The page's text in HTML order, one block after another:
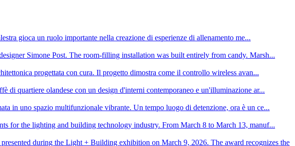
gioca un ruolo importante nella creazione di esperienze di allenamento me...
Simone Post. The room-filling installation was built entirely from candy. Marsh...
progettata con cura. Il progetto dimostra come il controllo wireless avan...
di quartiere olandese con un design d'interni contemporaneo e un'illuminazione ar...
in uno spazio multifunzionale vibrante. Un tempo luogo di detenzione, ora è un ce...
for the lighting and building technology industry. From March 8 to March 13, manuf...
during the Light + Building exhibition on March 9, 2026. The award recognizes the